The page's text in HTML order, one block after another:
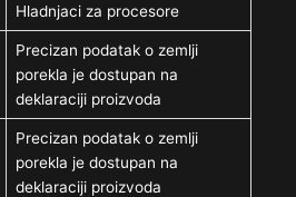
Hladnjaci za procesore
Precizan podatak o zemlji
porekla je dostupan na
deklaraciji proizvoda
Precizan podatak o zemlji
porekla je dostupan na
deklaraciji proizvoda